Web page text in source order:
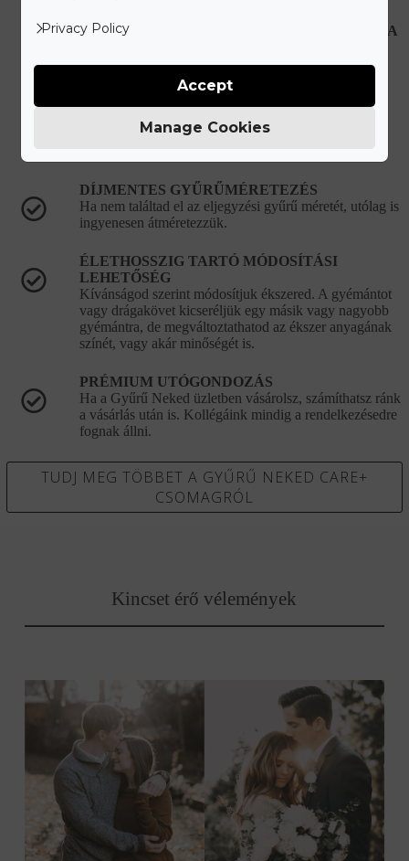
HIBÁS, VAGY SÉRÜLT ÉKSZEREK JAVÍTÁSA
mi álljuk a javítási és szállítási költségeket.
LEHETŐSÉG
Ékszered eredeti csillogását bármikor ingyenesen
DÍJMENTES GYŰRŰMÉRETEZÉS
Ha nem találtad el az eljegyzési gyűrű méretét, utólag is
ingyenesen átméretezzük.
ÉLETHOSSZIG TARTÓ MÓDOSÍTÁSI
LEHETŐSÉG
Kívánságod szerint módosítjuk ékszered. A gyémántot
vagy drágakövet kicseréljük egy másik vagy nagyobb
gyémántra, de megváltoztathatod az ékszer anyagának
színét, vagy akár minőségét is.
PRÉMIUM UTÓGONDOZÁS
Ha a Gyűrű Neked üzletben vásárolsz, számíthatsz ránk
a vásárlás után is. Kollégáink mindig a rendelkezésedre
fognak állni.
TUDJ MEG TÖBBET A GYŰRŰ NEKED CARE+
CSOMAGRÓL
Kincset érő vélemények
Privacy Policy
Manage Cookies
Accept